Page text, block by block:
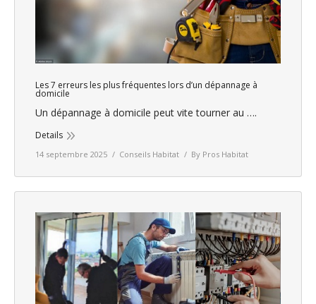
Les 7 erreurs les plus fréquentes lors d’un dépannage à
domicile
Un dépannage à domicile peut vite tourner au ….
Details
14 septembre 2025 Conseils Habitat By Pros Habitat